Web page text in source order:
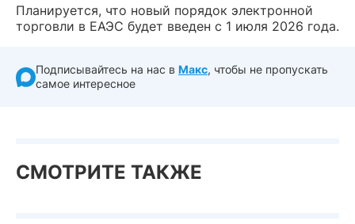
Планируется, что новый порядок электронной
торговли в ЕАЭС будет введен с 1 июля 2026 года.
Подписывайтесь на нас в Макс, чтобы не пропускать
самое интересное
СМОТРИТЕ ТАКЖЕ